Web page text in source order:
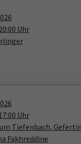
Uhr
Uhr
Tiefenbach,
Fakhreddine